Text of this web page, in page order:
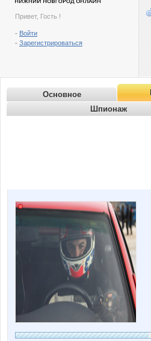
Привет, Гость !
- Войти
- Зарегистрироваться
Основное
Шпионаж